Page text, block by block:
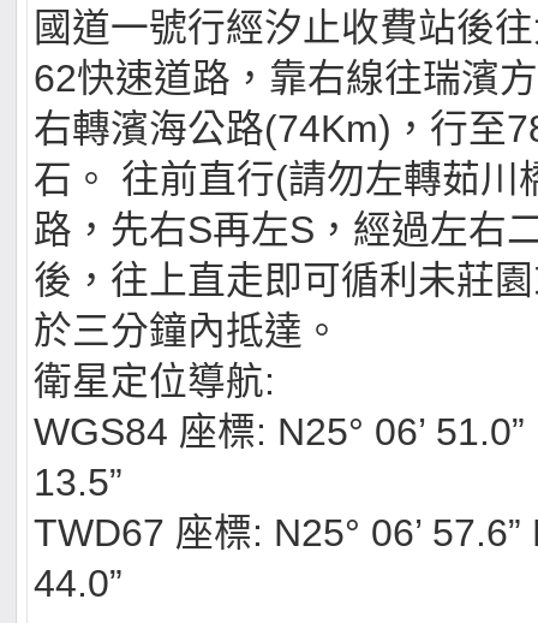
國道一號行經汐止收費站後
62快速道路，靠右線往瑞濱
右轉濱海公路(74Km)，行至
石。 往前直行(請勿左轉茹川
路，先右S再左S，經過左右
後，往上直走即可循利未莊
於三分鐘內抵達。
衛星定位導航:
WGS84 座標: N25° 06’ 51.0”
13.5”
TWD67 座標: N25° 06’ 57.6”
44.0”